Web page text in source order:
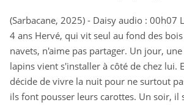
(Sarbacane, 2025) - Daisy audio : 00h07
4 ans Hervé, qui vit seul au fond des
navets, n'aime pas partager. Un jour,
lapins vient s'installer à côté de chez lui.
décide de vivre la nuit pour ne surtout
ils font pousser leurs carottes. Un soir, il